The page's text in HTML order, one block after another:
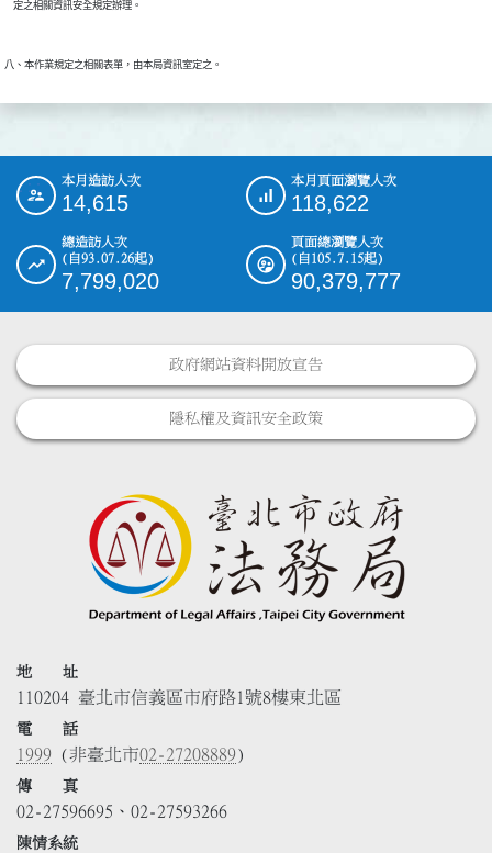
::: 本月造訪人次
14,615
本月頁面瀏覽人次
118,622
總造訪人次
(自93.07.26起)
7,799,020
頁面總瀏覽人次
(自105.7.15起)
90,379,777
政府網站資料開放宣告
隱私權及資訊安全政策
地 址
110204 臺北市信義區市府路1號8樓東北區
電 話
1999 (非臺北市02-27208889)
傳 真
02-27596695、02-27593266
陳情系統